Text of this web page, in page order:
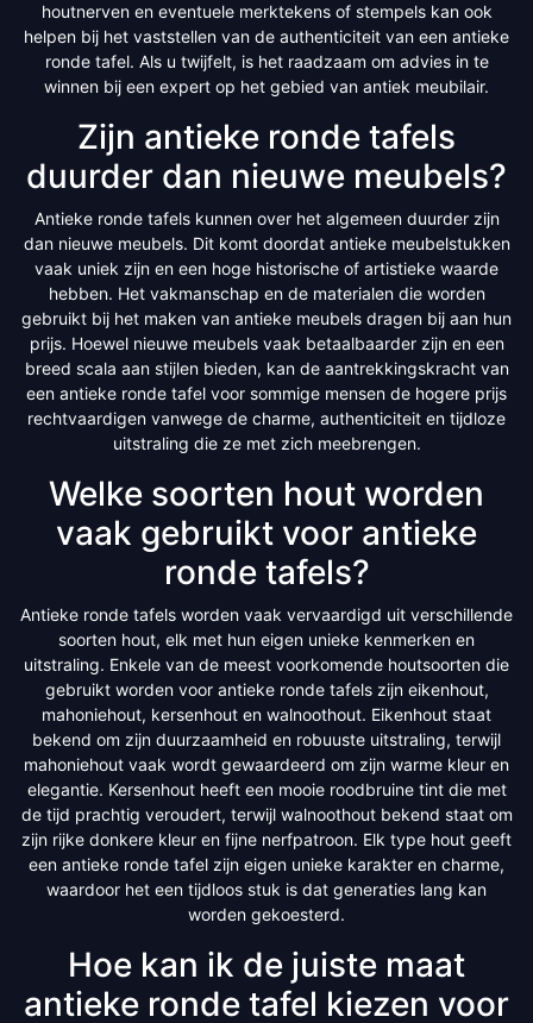
houtnerven en eventuele merktekens of stempels kan ook
helpen bij het vaststellen van de authenticiteit van een antieke
ronde tafel. Als u twijfelt, is het raadzaam om advies in te
winnen bij een expert op het gebied van antiek meubilair.
Zijn antieke ronde tafels
duurder dan nieuwe meubels?
Antieke ronde tafels kunnen over het algemeen duurder zijn
dan nieuwe meubels. Dit komt doordat antieke meubelstukken
vaak uniek zijn en een hoge historische of artistieke waarde
hebben. Het vakmanschap en de materialen die worden
gebruikt bij het maken van antieke meubels dragen bij aan hun
prijs. Hoewel nieuwe meubels vaak betaalbaarder zijn en een
breed scala aan stijlen bieden, kan de aantrekkingskracht van
een antieke ronde tafel voor sommige mensen de hogere prijs
rechtvaardigen vanwege de charme, authenticiteit en tijdloze
uitstraling die ze met zich meebrengen.
Welke soorten hout worden
vaak gebruikt voor antieke
ronde tafels?
Antieke ronde tafels worden vaak vervaardigd uit verschillende
soorten hout, elk met hun eigen unieke kenmerken en
uitstraling. Enkele van de meest voorkomende houtsoorten die
gebruikt worden voor antieke ronde tafels zijn eikenhout,
mahoniehout, kersenhout en walnoothout. Eikenhout staat
bekend om zijn duurzaamheid en robuuste uitstraling, terwijl
mahoniehout vaak wordt gewaardeerd om zijn warme kleur en
elegantie. Kersenhout heeft een mooie roodbruine tint die met
de tijd prachtig veroudert, terwijl walnoothout bekend staat om
zijn rijke donkere kleur en fijne nerfpatroon. Elk type hout geeft
een antieke ronde tafel zijn eigen unieke karakter en charme,
waardoor het een tijdloos stuk is dat generaties lang kan
worden gekoesterd.
Hoe kan ik de juiste maat
antieke ronde tafel kiezen voor